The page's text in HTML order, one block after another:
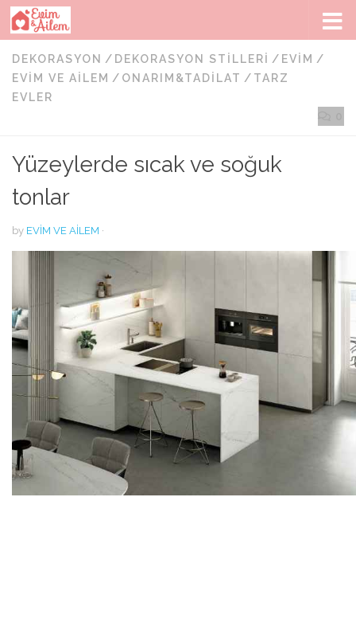
Skip to content
DEKORASYON / DEKORASYON STILLERI / EVIM /
EVIM VE AILEM / ONARIM&TADILAT / TARZ
EVLER
Yüzeylerde sıcak ve soğuk
tonlar
by EVIM VE AILEM ·